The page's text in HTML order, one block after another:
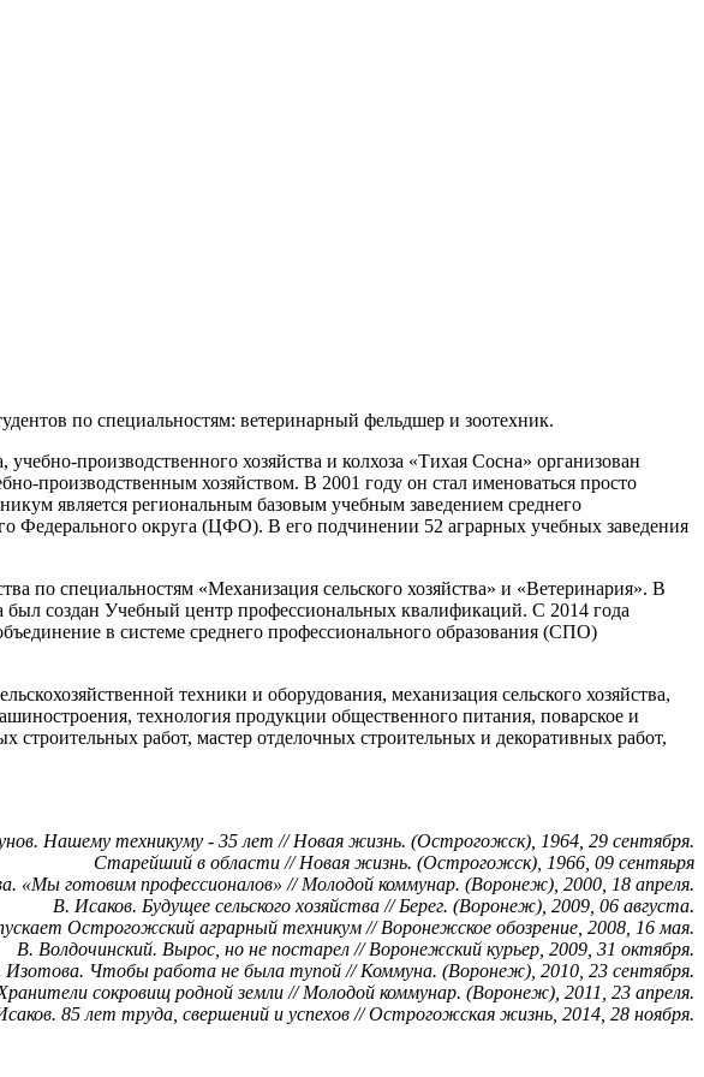
по специальностям: ветеринарный фельдшер и зоотехник.
производственного хозяйства и колхоза «Тихая Сосна» организован
производственным хозяйством. В 2001 году он стал именоваться просто
является региональным базовым учебным заведением среднего
Федерального округа (ЦФО). В его подчинении 52 аграрных учебных заведения
по специальностям «Механизация сельского хозяйства» и «Ветеринария». В
создан Учебный центр профессиональных квалификаций. С 2014 года
в системе среднего профессионального образования (СПО)
техники и оборудования, механизация сельского хозяйства,
технология продукции общественного питания, поварское и
строительных работ, мастер отделочных строительных и декоративных работ,
Нашему техникуму - 35 лет // Новая жизнь. (Острогожск), 1964, 29 сентября.
Старейший в области // Новая жизнь. (Острогожск), 1966, 09 сентяьря
«Мы готовим профессионалов» // Молодой коммунар. (Воронеж), 2000, 18 апреля.
В. Исаков. Будущее сельского хозяйства // Берег. (Воронеж), 2009, 06 августа.
Острогожский аграрный техникум // Воронежское обозрение, 2008, 16 мая.
В. Волдочинский. Вырос, но не постарел // Воронежский курьер, 2009, 31 октября.
Изотова. Чтобы работа не была тупой // Коммуна. (Воронеж), 2010, 23 сентября.
сокровищ родной земли // Молодой коммунар. (Воронеж), 2011, 23 апреля.
85 лет труда, свершений и успехов // Острогожская жизнь, 2014, 28 ноября.